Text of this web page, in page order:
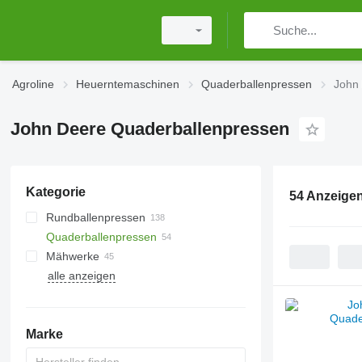
Agroline Heuerntemaschinen Quaderballenpressen John
John Deere Quaderballenpressen
Kategorie
Rundballenpressen
Quaderballenpressen
Mähwerke
Kreiselmäher
alle anzeigen
Marke
54